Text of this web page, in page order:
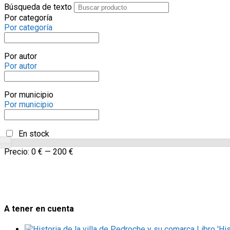
Búsqueda de texto
Por categoría
Por categoría
Por autor
Por autor
Por municipio
Por municipio
En stock
Precio: 0 € — 200 €
A tener en cuenta